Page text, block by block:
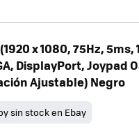
x 1080, 75Hz, 5ms,
DisplayPort, Joypad
Ajustable) Negro
sin stock en Ebay